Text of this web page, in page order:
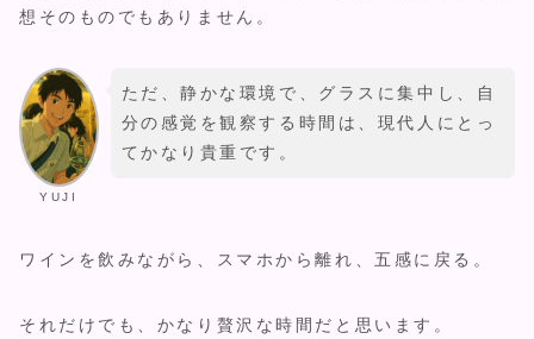
想そのものでもありません。
YUJI
ただ、静かな環境で、グラスに集中し、自
分の感覚を観察する時間は、現代人にとっ
てかなり貴重です。
ワインを飲みながら、スマホから離れ、五感に戻る。
それだけでも、かなり贅沢な時間だと思います。